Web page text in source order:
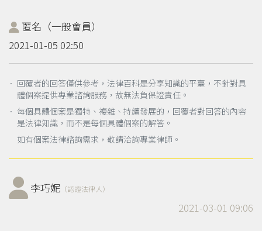
匿名（一般會員）
2021-01-05 02:50
． 回覆者的回答僅供參考，法律百科是分享知識的平臺，不針對具
體個案提供專業諮詢服務，故無法負保證責任。
． 每個具體個案是獨特、複雜、持續發展的，回覆者對回答的內容
是法律知識，而不是每個具體個案的解答。
如有個案法律諮詢需求，敬請洽詢專業律師。
李巧妮 （認證法律人）
2021-03-01 09:06